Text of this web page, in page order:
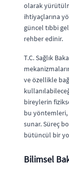
olarak
ihtiyaçlarına
güncel tıbbi
rehber edinir.
T.C. Sağlık
ve özellikle
bireylerin
bu yöntemleri,
sunar. Süreç
bütüncül bir
Bilimsel